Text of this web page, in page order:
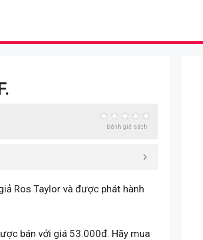
Đánh giá sách
Ros Taylor và được phát hành
bán với giá 53.000đ. Hãy mua